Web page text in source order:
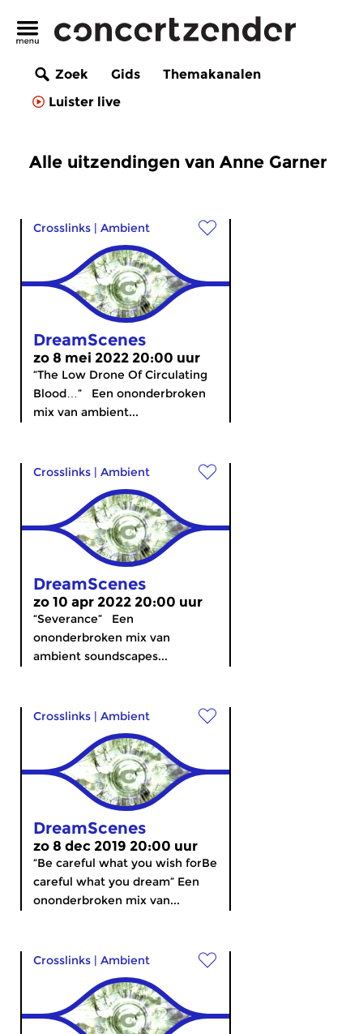
Zoek Gids
Themakanalen
Luister live
Alle uitzendingen van Anne Garner
Crosslinks | Ambient
DreamScenes
zo 8 mei 2022 20:00 uur
“The Low Drone Of Circulating
Blood…” Een ononderbroken
mix van ambient...
Crosslinks | Ambient
DreamScenes
zo 10 apr 2022 20:00 uur
“Severance” Een
ononderbroken mix van
ambient soundscapes...
Crosslinks | Ambient
DreamScenes
zo 8 dec 2019 20:00 uur
“Be careful what you wish forBe
careful what you dream” Een
ononderbroken mix van...
Crosslinks | Ambient